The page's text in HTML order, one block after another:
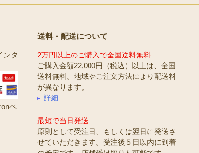
ンタ
ペ
送料・配送について
2万円以上のご購入で全国送料無料
ご購入金額22,000円（税込）以上は、全国
送料無料。地域やご注文方法により配送料
が異なります。
詳細
最短で当日発送
原則として受注日、もしくは翌日に発送さ
せていただきます。受注後５日以内に到着